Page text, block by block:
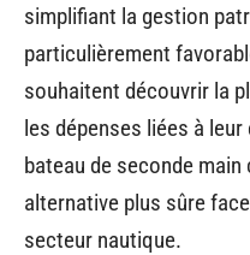
simplifiant la gestion
particulièrement
souhaitent découvrir la
les dépenses liées à
bateau de seconde
alternative plus sûre
secteur nautique.